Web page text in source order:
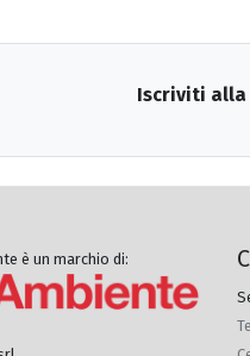
Iscriviti alla
è un marchio di: